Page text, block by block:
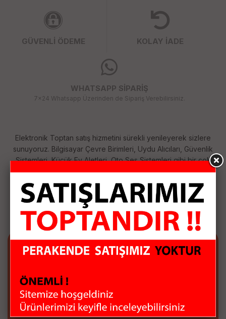
GÜVENLİ ÖDEME KOLAY İADE
WHATSAPP SİPARİŞ
7x24 Whatsapp Üzerinden de Sipariş Verebilirsiniz.
Elektronik Toptan satış hizmetini sürekli yenileyerek sizlere
sunuyoruz. Bilgisayar Çevre Birimleri, Uydu Alıcıları, Güvenlik
Sistemleri, Küçük Ev Aletleri, Oto Ses Sistemleri gibi bir çok
kategoride her geçen gün çeşitlerimizi arttırıyoruz. Size
sağladığımız bu çeşitlilik ile ihtiyaçlarınızı tek merkezden
karşılamanızı sağlıyoruz. Siparişlerinizi özenle hazırlayıp
anlaşmalı kargo firması ile hızlı bir şekilde size ulaştırıyoruz.
E-BÜLTEN ABONELİĞİ
E-Bülten aboneliği ile fırsatları kaçırma...